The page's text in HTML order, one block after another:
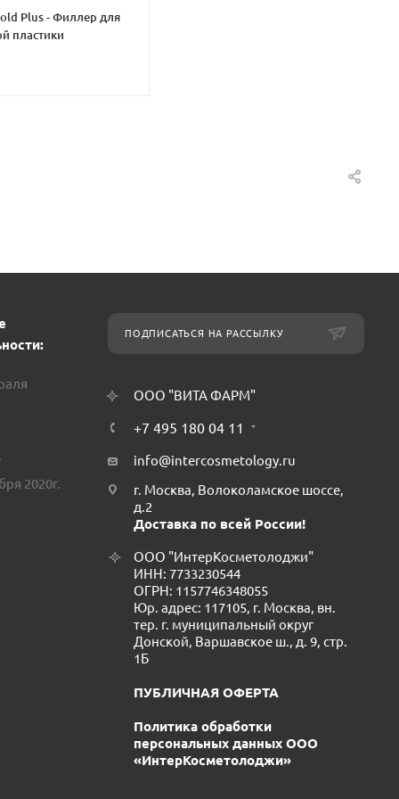
Plus - Филлер для
пластики
2020г.
ПОДПИСАТЬСЯ НА РАССЫЛКУ
ООО "ВИТА ФАРМ"
+7 495 180 04 11
info@intercosmetology.ru
г. Москва, Волоколамское шоссе,
д.2
Доставка по всей России!
ООО "ИнтерКосметолоджи"
ИНН: 7733230544
ОГРН: 1157746348055
Юр. адрес: 117105, г. Москва, вн.
тер. г. муниципальный округ
Донской, Варшавское ш., д. 9, стр.
1Б
ПУБЛИЧНАЯ ОФЕРТА
Политика обработки
персональных данных ООО
«ИнтерКосметолоджи»